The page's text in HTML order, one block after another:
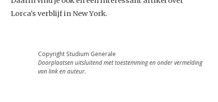
Lorca's verblijf in New York.
Copyright Studium Generale
Doorplaatsen uitsluitend met toestemming en onder vermelding
van link en auteur.